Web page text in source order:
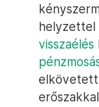
helyzettel
visszaélés
elkövetett